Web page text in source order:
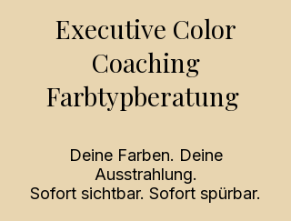
Executive Color
Coaching
Farbtypberatung
Deine Farben. Deine
Ausstrahlung.
Sofort sichtbar. Sofort spürbar.